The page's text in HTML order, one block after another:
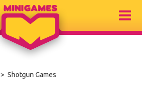
> Shotgun Games